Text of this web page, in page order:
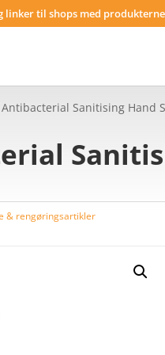
linker til shops med produkterne
Sanitising Hand
& rengøringsartikler